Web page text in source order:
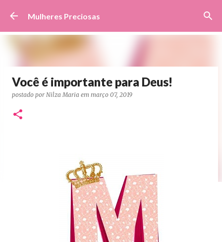
Pular para o conteúdo principal
Mulheres Preciosas
Você é importante para Deus!
postado por Nilza Maria em março 07, 2019